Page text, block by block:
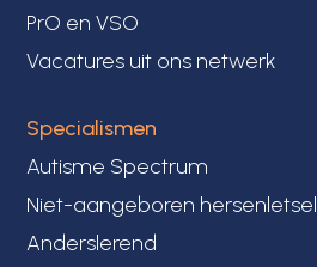
PrO en VSO
Vacatures uit ons netwerk
Specialismen
Autisme Spectrum
Niet-aangeboren hersenletsel
Anderslerend